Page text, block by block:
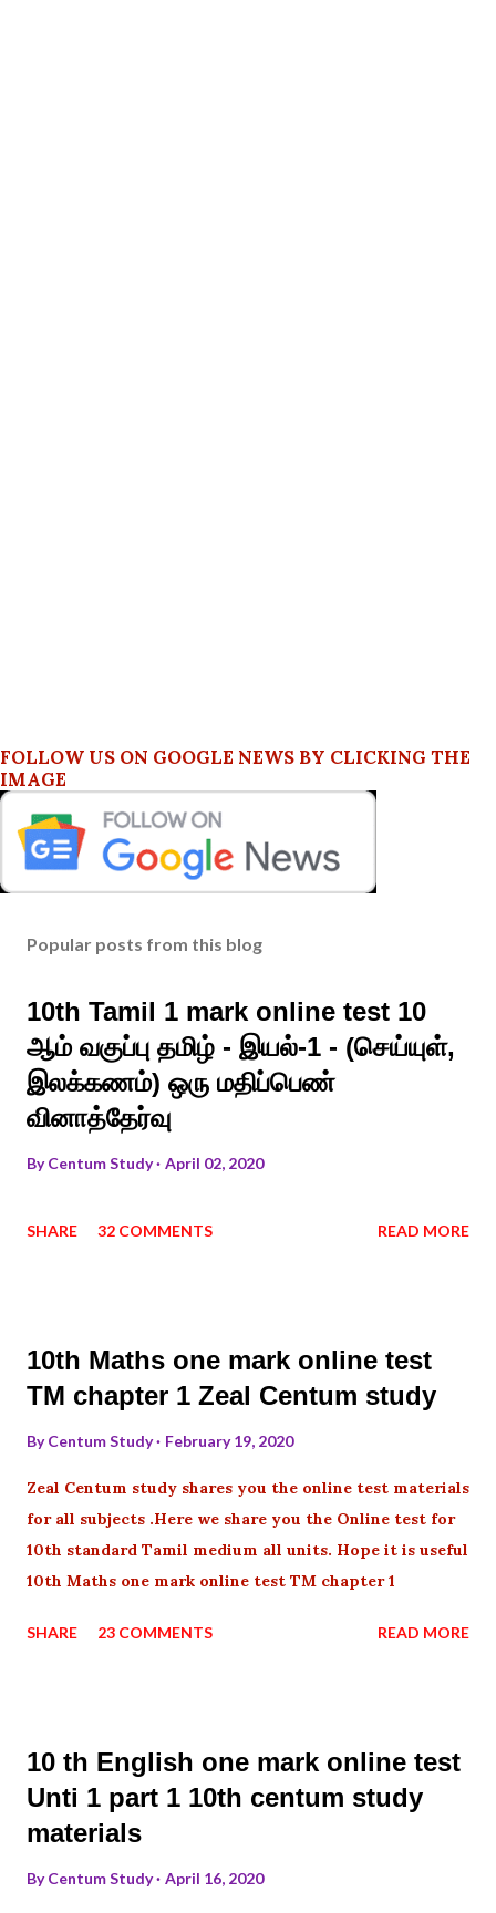
FOLLOW US ON GOOGLE NEWS BY CLICKING THE
IMAGE
Popular posts from this blog
10th Tamil 1 mark online test 10
ஆம் வகுப்பு தமிழ் - இயல்-1 - (செய்யுள்,
இலக்கணம்) ஒரு மதிப்பெண்
வினாத்தேர்வு
ByCentum Study April 02, 2020
SHARE 32 COMMENTS READ MORE
10th Maths one mark online test
TM chapter 1 Zeal Centum study
ByCentum Study February 19, 2020
Zeal Centum study shares you the online test materials
for all subjects .Here we share you the Online test for
10th standard Tamil medium all units. Hope it is useful
10th Maths one mark online test TM chapter 1
SHARE 23 COMMENTS READ MORE
10 th English one mark online test
Unti 1 part 1 10th centum study
materials
ByCentum Study April 16, 2020